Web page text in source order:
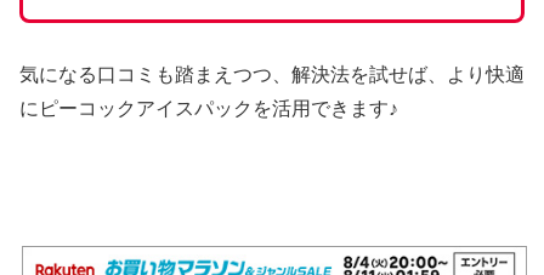
気になる口コミも踏まえつつ、解決法を試せば、より快適
にピーコックアイスパックを活用できます♪